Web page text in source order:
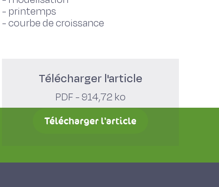
- printemps
-courbe de croissance
Télécharger l'article
PDF - 914,72 ko
Télécharger l'article